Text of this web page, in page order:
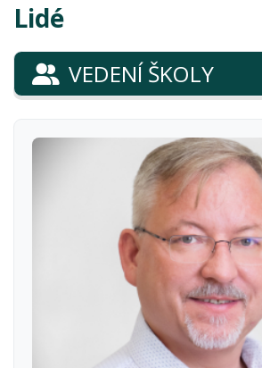
Lidé
VEDENÍ ŠKOLY